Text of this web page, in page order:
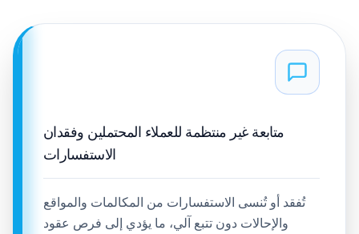
متابعة غير منتظمة للعملاء المحتملين وفقدان
الاستفسارات
تُفقد أو تُنسى الاستفسارات من المكالمات والمواقع
والإحالات دون تتبع آلي، ما يؤدي إلى فرص عقود